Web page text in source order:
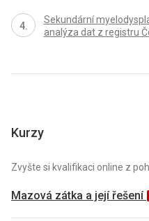
Sekundární
analýza dat z registru
Kurzy
Zvyšte si kvalifikaci online z
Mazová zátka a její řešení